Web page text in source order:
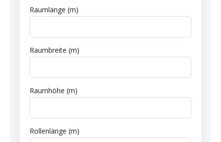
Raumlänge (m)
Raumbreite (m)
Raumhöhe (m)
Rollenlänge (m)